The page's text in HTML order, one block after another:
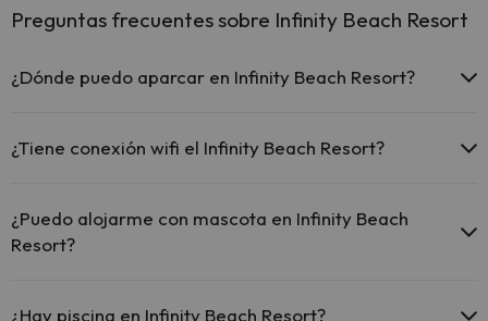
Preguntas frecuentes sobre Infinity Beach Resort
¿Dónde puedo aparcar en Infinity Beach Resort?
aparcamiento (bajo disponibilidad):
alojamiento. Pueden ser de pago.
¿Tiene conexión wifi el Infinity Beach Resort?
comunes.
El Infinity Beach Resort dispone de Wi-Fi.
¿Puedo alojarme con mascota en Infinity Beach
Resort?
pago directo en hotel). Consulta las condiciones.
¿Hay piscina en Infinity Beach Resort?